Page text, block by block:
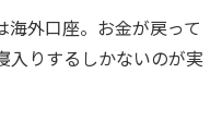
外口座。お金が戻って
入りするしかないのが実